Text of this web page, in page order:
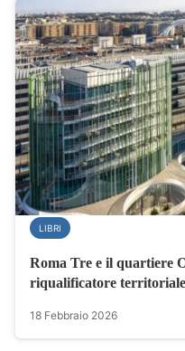
LIBRI
Roma Tre e il quartiere
riqualificatore territoriale
18 Febbraio 2026